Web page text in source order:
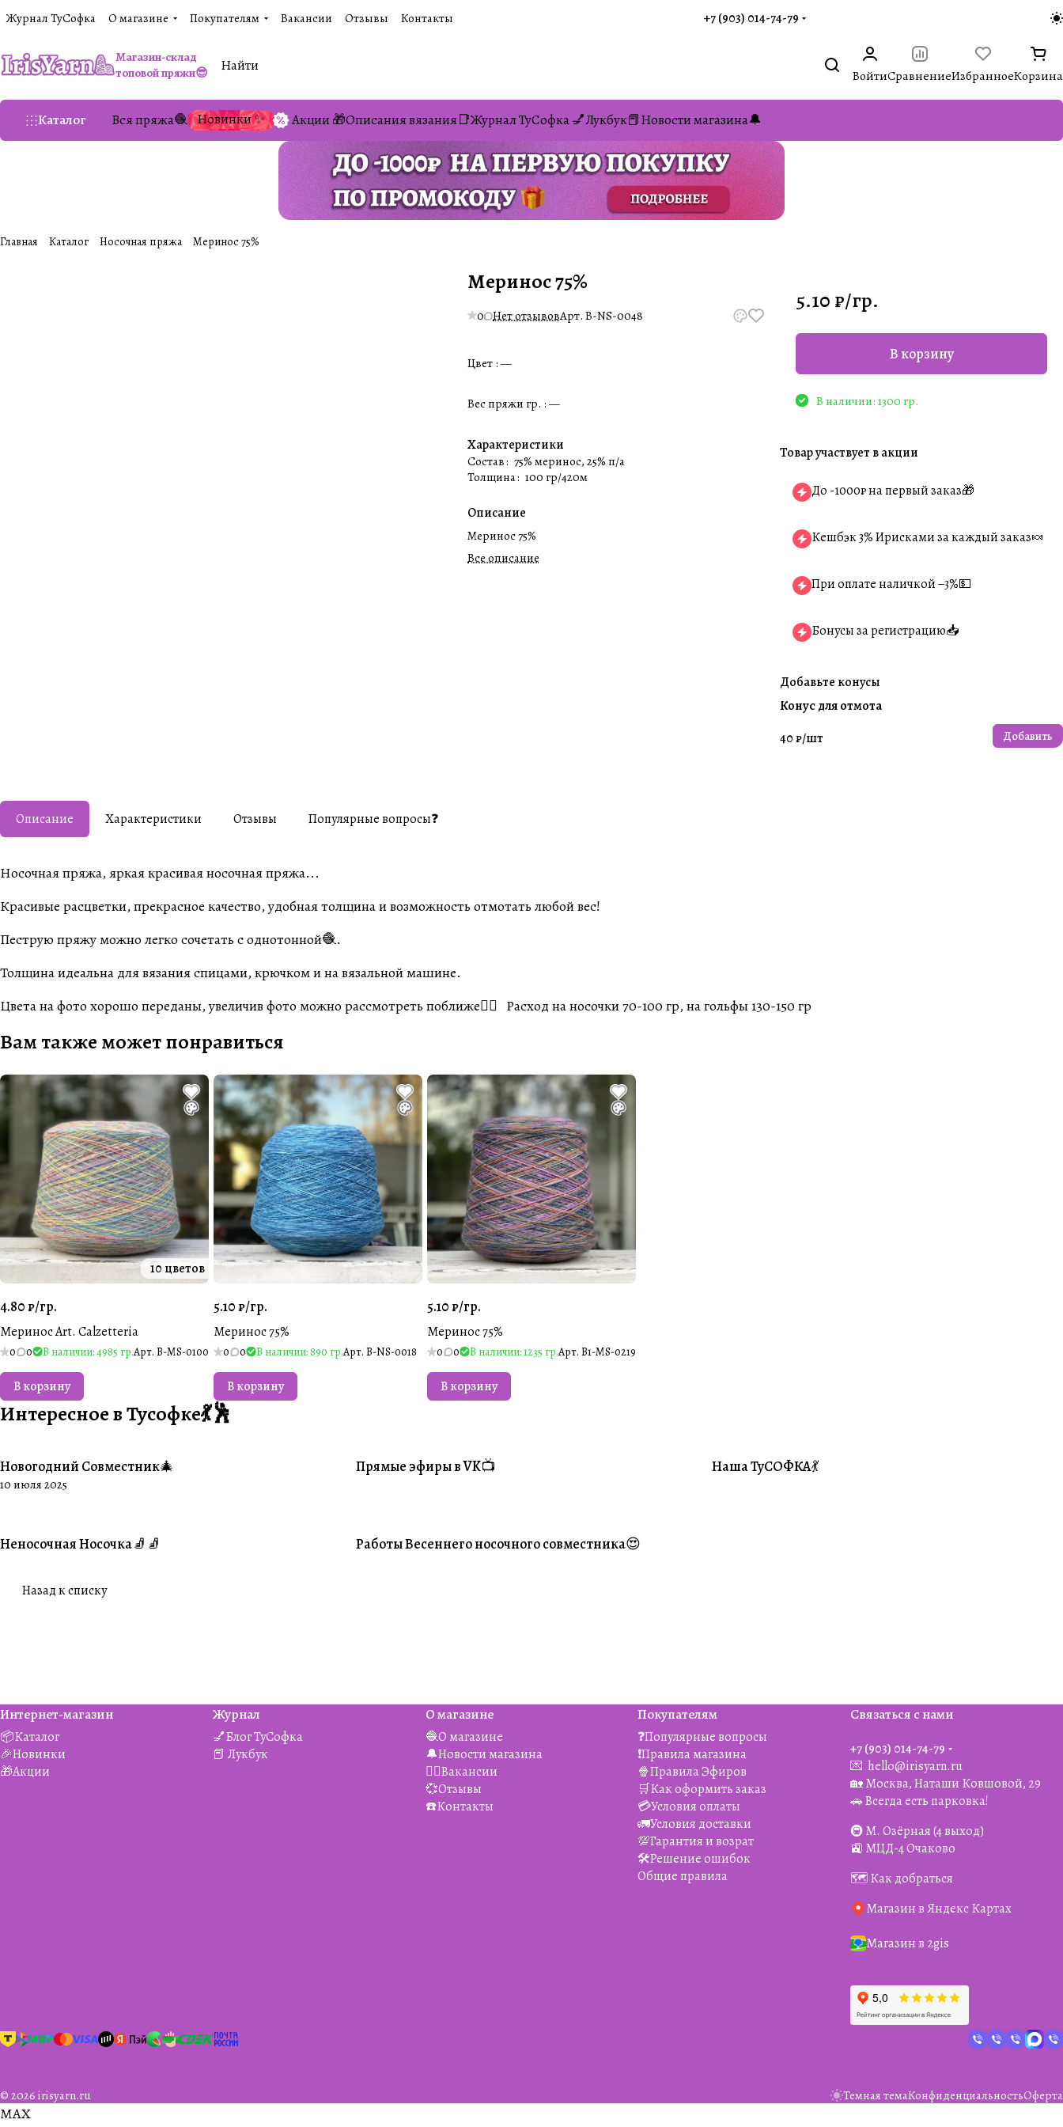
Журнал ТуСофка О магазине Покупателям Вакансии Отзывы Контакты +7 (903) 014-74-79‬
Магазин-склад
топовой пряжи😎
ВойтиСравнениеИзбранноеКорзина
Каталог Вся пряжа🧶 Новинки ✨ Акции 🎁Описания вязания📑Журнал ТуСофка 💅Лукбук📕Новости магазина🔔
Главная Каталог Носочная пряжа Меринос 75%
Меринос 75%
0 Нет отзывовАрт.B-NS-0048
Цвет :—
Вес пряжи гр. :—
Характеристики
Состав: 75% меринос, 25% п/а
Толщина: 100 гр/420м
Описание
Меринос 75%
Все описание
5.10 ₽/гр.
В корзину
В наличии: 1300 гр.
Товар участвует в акции
До -1000₽ на первый заказ🎁
Кешбэк 3% Ирисками за каждый заказ🍬
При оплате наличкой −3%💵
Бонусы за регистрацию📥
Добавьте конусы
Конус для отмота
40 ₽/шт Добавить
Описание Характеристики Отзывы Популярные вопросы❓
Носочная пряжа, яркая красивая носочная пряжа...
Красивые расцветки, прекрасное качество, удобная толщина и возможность отмотать любой вес!
Пеструю пряжу можно легко сочетать с однотонной🧶.
Толщина идеальна для вязания спицами, крючком и на вязальной машине.
Цвета на фото хорошо переданы, увеличив фото можно рассмотреть поближе👌🏼 Расход на носочки 70-100 гр, на гольфы 130-150 гр
Вам также может понравиться
10 цветов
4.80 ₽/гр.
Меринос Art. Calzetteria
0 0 В наличии: 4985 гр.Арт. B-MS-0100
В корзину
5.10 ₽/гр.
Меринос 75%
0 0 В наличии: 890 гр.Арт. B-NS-0018
В корзину
5.10 ₽/гр.
Меринос 75%
0 0 В наличии: 1235 гр.Арт. B1-MS-0219
В корзину
Интересное в Тусофке💃🕺
#Совместники
Новогодний Совместник🎄
10 июля 2025
#Житуха
Прямые эфиры в VK📺 #Совместники
Наша ТуСОФКА💃
#Ваше творчество
Неносочная Носочка🧦🧦 #Ваше творчество
Работы Весеннего носочного совместника😍
Назад к списку
Интернет-магазин
📦Каталог
🎉Новинки
🎁Акции
Журнал
💅Блог ТуСофка
📕 Лукбук
О магазине
🧶О магазине
🔔Новости магазина
👯‍♀️Вакансии
💞Отзывы
☎️Контакты
Покупателям
❓Популярные вопросы
❗️Правила магазина
🍿Правила Эфиров
🛒Как оформить заказ
💳Условия оплаты
🚛Условия доставки
💯Гарантия и возрат
🛠️Решение ошибок
Общие правила
Связаться с нами
+7 (903) 014-74-79‬
💌 hello@irisyarn.ru
🏡 Москва, Наташи Ковшовой, 29
🚗 Всегда есть парковка!
🚇 М. Озёрная (4 выход)
🚉 МЦД-4 Очаково
🗺️ Как добраться
Магазин в Яндекс Картах
Магазин в 2gis
© 2026 irisyarn.ru Темная темаКонфиденциальностьОферта
MAX